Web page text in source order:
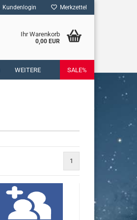
Kundenlogin Merkzettel
Ihr Warenkorb
0,00 EUR
SALE%
WEITERE
1